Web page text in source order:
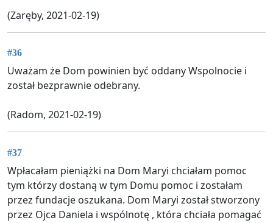
(Zaręby, 2021-02-19)
#36
Uważam że Dom powinien być oddany Wspolnocie i
został bezprawnie odebrany.
(Radom, 2021-02-19)
#37
Wpłacałam pieniążki na Dom Maryi chciałam pomoc
tym którzy dostaną w tym Domu pomoc i zostałam
przez fundacje oszukana. Dom Maryi został stworzony
przez Ojca Daniela i wspólnotę , która chciała pomagać